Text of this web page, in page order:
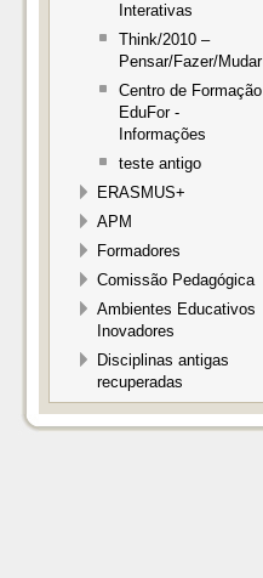
Interativas
Think/2010 –
Pensar/Fazer/Mudar
Centro de Formação
EduFor -
Informações
teste antigo
ERASMUS+
APM
Formadores
Comissão Pedagógica
Ambientes Educativos
Inovadores
Disciplinas antigas
recuperadas